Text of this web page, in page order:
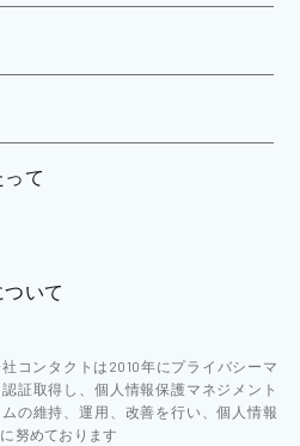
て
いて
コンタクトは2010年にプライバシーマ
証取得し、個人情報保護マネジメント
の維持、運用、改善を行い、個人情報
努めております